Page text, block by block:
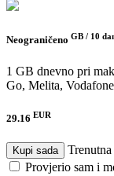
Neograničeno GB / 10
1 GB dnevno pri
Go, Melita, Vodafone
29.16 EUR
Kupi sada
Provjerio sam i